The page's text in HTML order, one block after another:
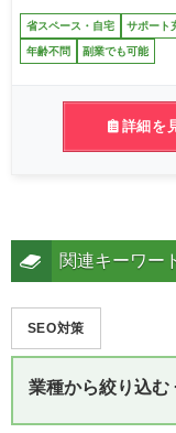
省スペース・自宅 サポート
年齢不問 副業でも可能
詳細を
関連キーワー
SEO対策
業種から絞り込む